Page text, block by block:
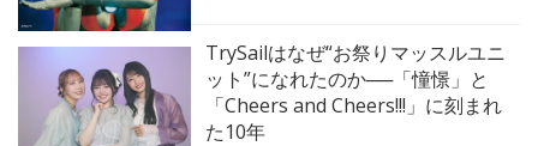
TrySailはなぜ“お祭りマッスルユニ
ット”になれたのか──「憧憬」と
「Cheers and Cheers!!!」に刻まれ
た10年